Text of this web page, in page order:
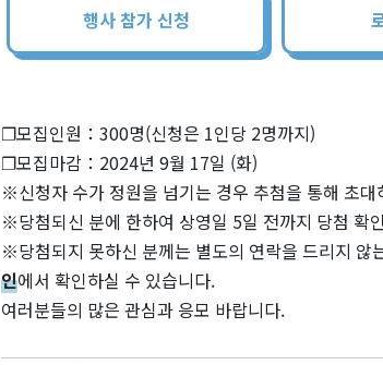
행사 참가 신청
❐모집인원：300명(신청은 1인당 2명까지)
❐모집마감：2024년 9월 17일 (화)
※신청자 수가 정원을 넘기는 경우 추첨을 통해 초
※당첨되신 분에 한하여 상영일 5일 전까지 당첨 확
※당첨되지 못하신 분께는 별도의 연락을 드리지 않
인에서 확인하실 수 있습니다.
여러분들의 많은 관심과 응모 바랍니다.